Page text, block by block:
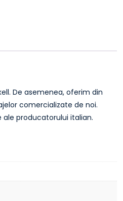
De asemenea, oferim din
comercializate de noi.
producatorului italian.